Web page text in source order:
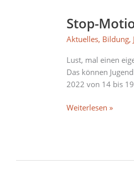
Stop-
Aktuelles, Bildung,
Lust, mal einen
Das können
2022 von 14 bis
Jugendcafé-
Filmspecial
Jugendliche
am
19.
Weiterlesen »